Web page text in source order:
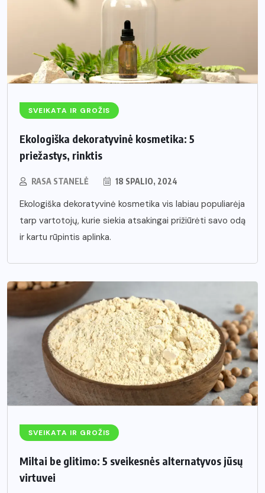
SVEIKATA IR GROŽIS
Ekologiška dekoratyvinė kosmetika: 5
priežastys, rinktis
RASA STANELĖ 18 SPALIO, 2024
Ekologiška dekoratyvinė kosmetika vis labiau populiarėja
tarp vartotojų, kurie siekia atsakingai prižiūrėti savo odą
ir kartu rūpintis aplinka.
SVEIKATA IR GROŽIS
Miltai be glitimo: 5 sveikesnės alternatyvos jūsų
virtuvei